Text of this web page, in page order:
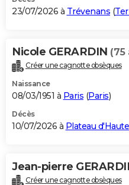
S'inscrire
Se connecter
Lycées
Collèges
Primaires
Universités
Entreprises
Service militaire
Avis de recherche
AVIS DE DÉCÈS
Bricolage
Lifestyle
Culture
Sport
Auto
Television
Voyage
Cinema
23/07/2026 à Trévenans (
Nicole GERARDIN (75
Créer une cagnotte obsèques
Naissance
08/03/1951 à Paris (Paris)
Décès
10/07/2026 à Plateau
Jean-pierre
Créer une cagnotte obsèques